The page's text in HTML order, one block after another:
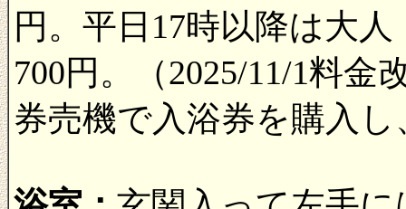
円。平日17時以降は大
700円。（2025/11/1料金
券売機で入浴券を購入